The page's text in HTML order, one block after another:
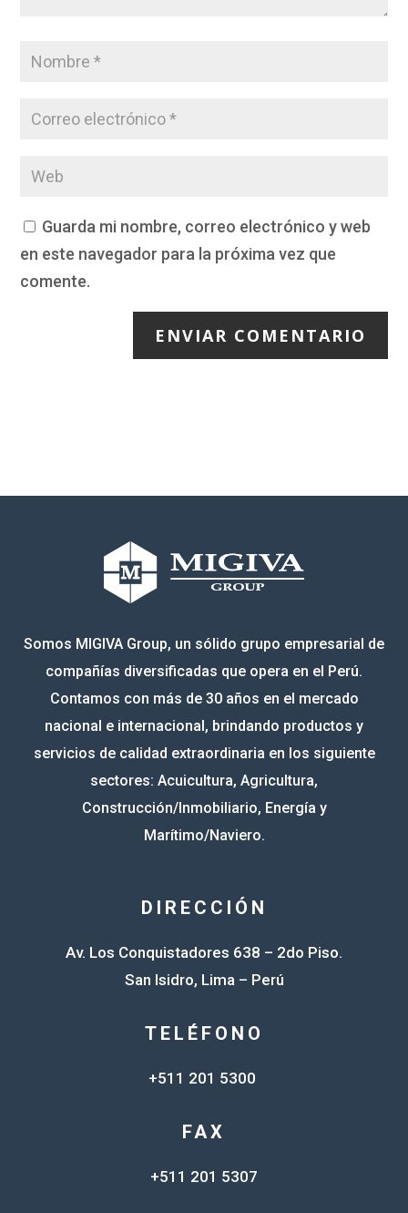
Guarda mi nombre, correo electrónico y web
en este navegador para la próxima vez que
comente.
ENVIAR COMENTARIO
Somos MIGIVA Group, un sólido grupo empresarial de
compañías diversificadas que opera en el Perú.
Contamos con más de 30 años en el mercado
nacional e internacional, brindando productos y
servicios de calidad extraordinaria en los siguiente
sectores: Acuicultura, Agricultura,
Construcción/Inmobiliario, Energía y
Marítimo/Naviero.
DIRECCIÓN
Av. Los Conquistadores 638 – 2do Piso.
San Isidro, Lima – Perú
TELÉFONO
+511 201 5300
FAX
+511 201 5307